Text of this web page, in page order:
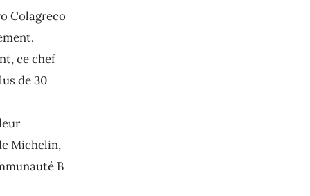
Colagreco
ce chef
de 30
Michelin,
B